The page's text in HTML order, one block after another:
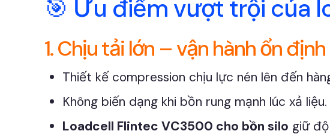
🎯 Ưu điểm vượt trội của
1. Chịu tải lớn – vận hành ổn định
Thiết kế compression chịu lực nén lên đến
Không biến dạng khi bồn rung mạnh lúc xả liệu.
Loadcell Flintec VC3500 cho bồn silo giữ